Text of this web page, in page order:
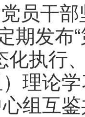
员干部
期发布
化执行
理论
组互